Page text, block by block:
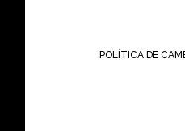
POLÍTICA DE